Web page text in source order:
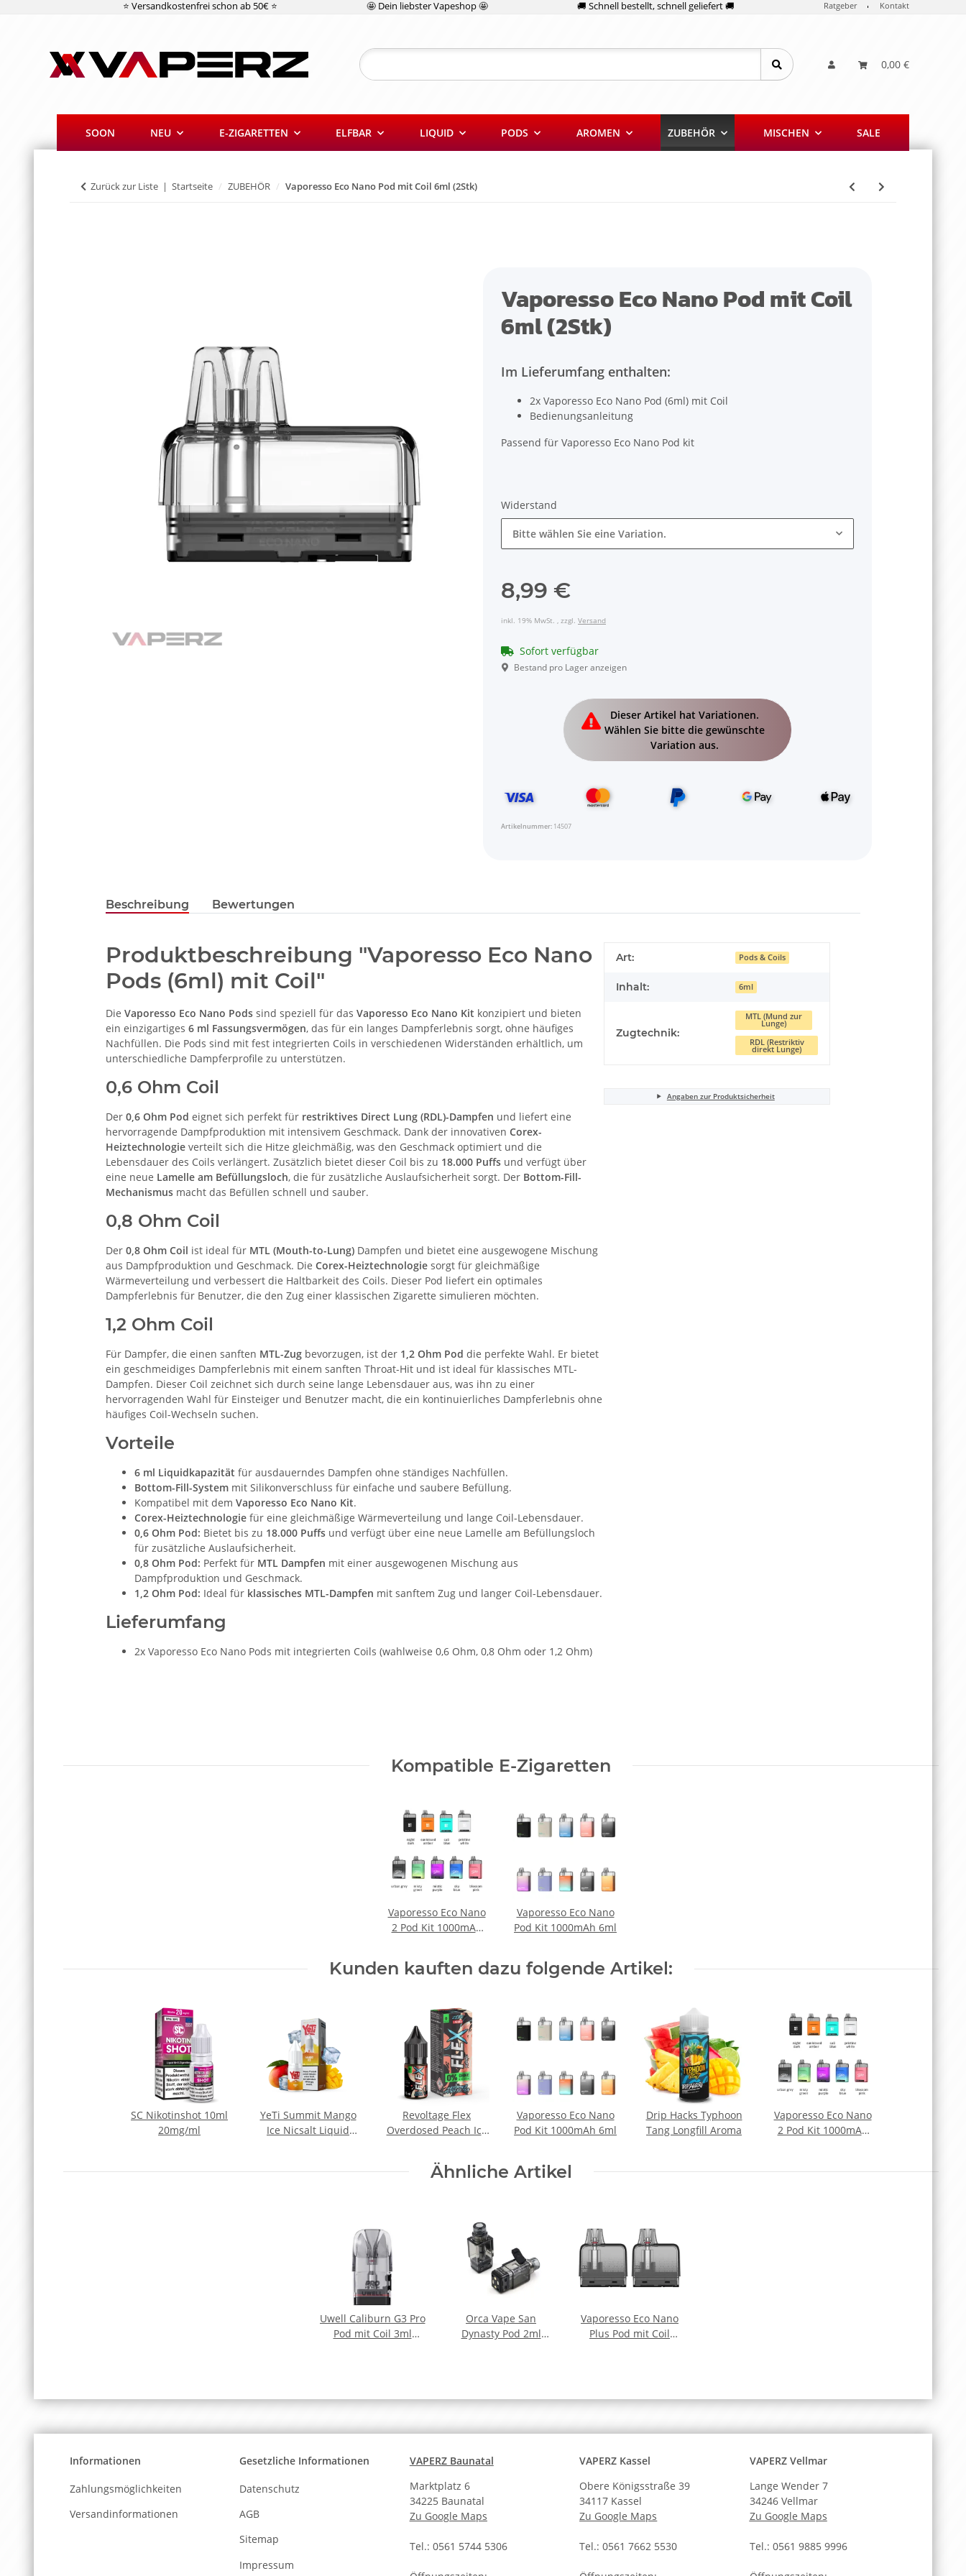
Ratgeber Kontakt
⭐ Versandkostenfrei schon ab 50€ ⭐ 🤩 Dein liebster Vapeshop 🤩 🚚 Schnell bestellt, schnell geliefert 🚚
0,00 €
SOON NEU E-ZIGARETTEN ELFBAR LIQUID PODS AROMEN ZUBEHÖR MISCHEN SALE
Zurück zur Liste Startseite ZUBEHÖR Vaporesso Eco Nano Pod mit Coil 6ml (2Stk)
Vaporesso Eco Nano Pod mit Coil
6ml (2Stk)
Im Lieferumfang enthalten:
2x Vaporesso Eco Nano Pod (6ml) mit Coil
Bedienungsanleitung
Passend für Vaporesso Eco Nano Pod kit
Widerstand
Bitte wählen Sie eine Variation.
8,99 €
inkl. 19% MwSt. , zzgl. Versand
Sofort verfügbar
Bestand pro Lager anzeigen
x
Dieser Artikel hat Variationen.
Wählen Sie bitte die gewünschte
Variation aus.
Artikelnummer: 14507
Beschreibung Bewertungen
Produktbeschreibung "Vaporesso Eco Nano
Pods (6ml) mit Coil"
Die Vaporesso Eco Nano Pods sind speziell für das Vaporesso Eco Nano Kit konzipiert und bieten
ein einzigartiges 6 ml Fassungsvermögen, das für ein langes Dampferlebnis sorgt, ohne häufiges
Nachfüllen. Die Pods sind mit fest integrierten Coils in verschiedenen Widerständen erhältlich, um
unterschiedliche Dampferprofile zu unterstützen.
0,6 Ohm Coil
Der 0,6 Ohm Pod eignet sich perfekt für restriktives Direct Lung (RDL)-Dampfen und liefert eine
hervorragende Dampfproduktion mit intensivem Geschmack. Dank der innovativen Corex-
Heiztechnologie verteilt sich die Hitze gleichmäßig, was den Geschmack optimiert und die
Lebensdauer des Coils verlängert. Zusätzlich bietet dieser Coil bis zu 18.000 Puffs und verfügt über
eine neue Lamelle am Befüllungsloch, die für zusätzliche Auslaufsicherheit sorgt. Der Bottom-Fill-
Mechanismus macht das Befüllen schnell und sauber.
0,8 Ohm Coil
Der 0,8 Ohm Coil ist ideal für MTL (Mouth-to-Lung) Dampfen und bietet eine ausgewogene Mischung
aus Dampfproduktion und Geschmack. Die Corex-Heiztechnologie sorgt für gleichmäßige
Wärmeverteilung und verbessert die Haltbarkeit des Coils. Dieser Pod liefert ein optimales
Dampferlebnis für Benutzer, die den Zug einer klassischen Zigarette simulieren möchten.
1,2 Ohm Coil
Für Dampfer, die einen sanften MTL-Zug bevorzugen, ist der 1,2 Ohm Pod die perfekte Wahl. Er bietet
ein geschmeidiges Dampferlebnis mit einem sanften Throat-Hit und ist ideal für klassisches MTL-
Dampfen. Dieser Coil zeichnet sich durch seine lange Lebensdauer aus, was ihn zu einer
hervorragenden Wahl für Einsteiger und Benutzer macht, die ein kontinuierliches Dampferlebnis ohne
häufiges Coil-Wechseln suchen.
Vorteile
6 ml Liquidkapazität für ausdauerndes Dampfen ohne ständiges Nachfüllen.
Bottom-Fill-System mit Silikonverschluss für einfache und saubere Befüllung.
Kompatibel mit dem Vaporesso Eco Nano Kit.
Corex-Heiztechnologie für eine gleichmäßige Wärmeverteilung und lange Coil-Lebensdauer.
0,6 Ohm Pod: Bietet bis zu 18.000 Puffs und verfügt über eine neue Lamelle am Befüllungsloch
für zusätzliche Auslaufsicherheit.
0,8 Ohm Pod: Perfekt für MTL Dampfen mit einer ausgewogenen Mischung aus
Dampfproduktion und Geschmack.
1,2 Ohm Pod: Ideal für klassisches MTL-Dampfen mit sanftem Zug und langer Coil-Lebensdauer.
Lieferumfang
2x Vaporesso Eco Nano Pods mit integrierten Coils (wahlweise 0,6 Ohm, 0,8 Ohm oder 1,2 Ohm)
Art: Pods & Coils
Inhalt: 6ml
Zugtechnik:
MTL (Mund zur
Lunge)
RDL (Restriktiv
direkt Lunge)
Angaben zur Produktsicherheit
Kompatible E-Zigaretten
Vaporesso Eco Nano
2 Pod Kit 1000mAh
Vaporesso Eco Nano
Pod Kit 1000mAh 6ml
Kunden kauften dazu folgende Artikel:
SC Nikotinshot 10ml
20mg/ml
YeTi Summit Mango
Ice Nicsalt Liquid
Revoltage Flex
Overdosed Peach Ice
Vaporesso Eco Nano
Pod Kit 1000mAh 6ml
Drip Hacks Typhoon
Tang Longfill Aroma
Vaporesso Eco Nano
2 Pod Kit 1000mAh
Ähnliche Artikel
Uwell Caliburn G3 Pro
Pod mit Coil 3ml
Orca Vape San
Dynasty Pod 2ml
Vaporesso Eco Nano
Plus Pod mit Coil
Informationen
Zahlungsmöglichkeiten
Versandinformationen
Gesetzliche Informationen
Datenschutz
AGB
Sitemap
Impressum
VAPERZ Baunatal
Marktplatz 6
34225 Baunatal
Zu Google Maps
Tel.: 0561 5744 5306
VAPERZ Kassel
Obere Königsstraße 39
34117 Kassel
Zu Google Maps
Tel.: 0561 7662 5530
VAPERZ Vellmar
Lange Wender 7
34246 Vellmar
Zu Google Maps
Tel.: 0561 9885 9996